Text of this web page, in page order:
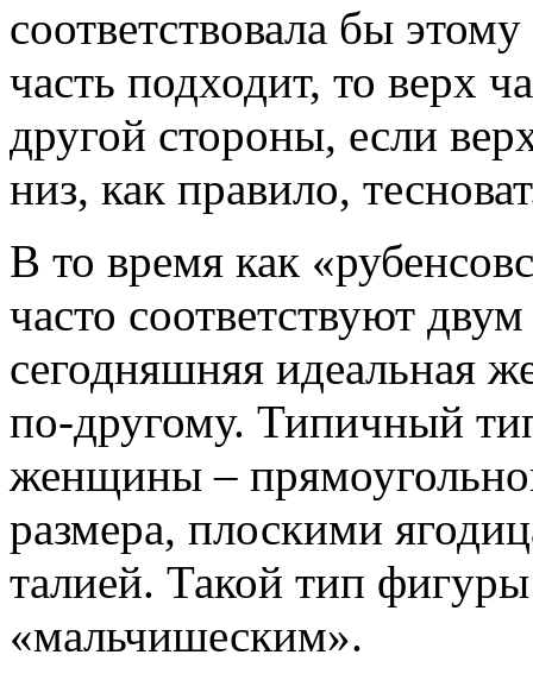
соответствовала бы
часть подходит, то верх
другой стороны, если
низ, как правило,
В то время как
часто соответствуют
сегодняшняя идеальная
по-другому. Типичный
женщины –
размера, плоскими
талией. Такой тип
«мальчишеским».